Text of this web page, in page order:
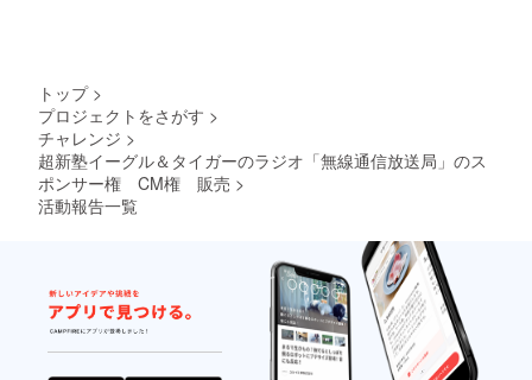
トップ >
プロジェクトをさがす >
チャレンジ >
超新塾イーグル＆タイガーのラジオ「無線通信放送局」のス
ポンサー権 CM権 販売 >
活動報告一覧